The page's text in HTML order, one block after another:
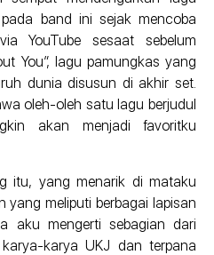
band ini sejak mencoba
YouTube sesaat sebelum
You”, lagu pamungkas yang
dunia disusun di akhir set.
oleh-oleh satu lagu berjudul
akan menjadi favoritku
itu, yang menarik di mataku
yang meliputi berbagai lapisan
aku mengerti sebagian dari
karya UKJ dan terpana